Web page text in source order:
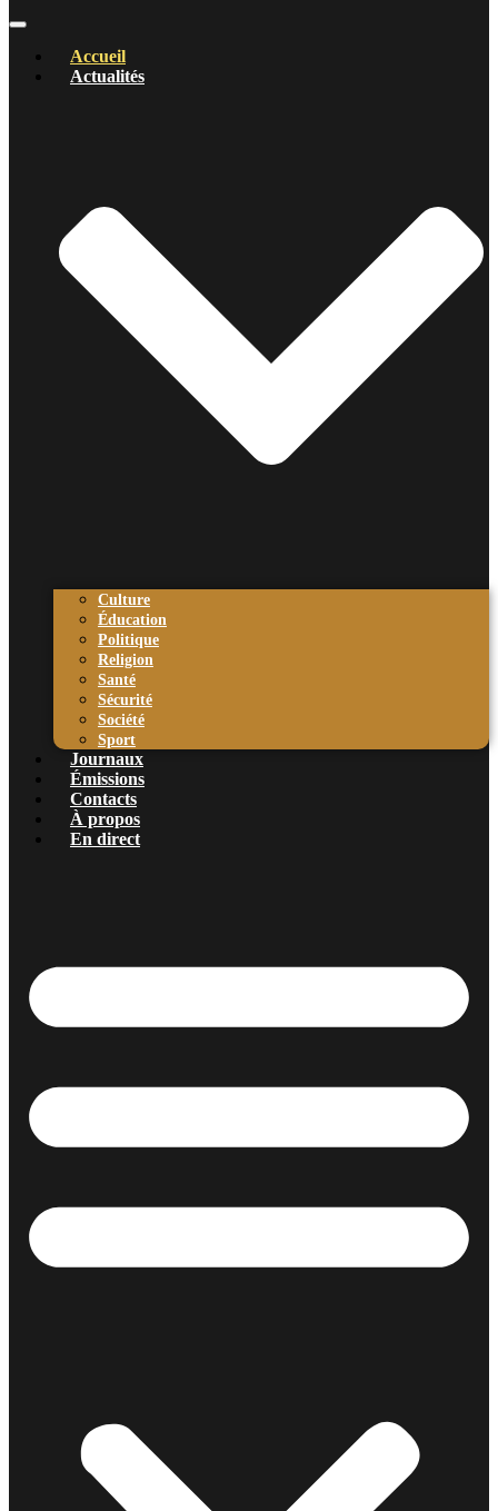
Accueil
Actualités
Culture
Éducation
Politique
Religion
Santé
Sécurité
Société
Sport
Journaux
Émissions
Contacts
À propos
En direct